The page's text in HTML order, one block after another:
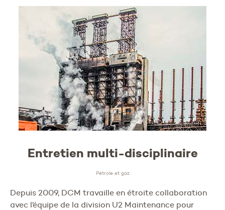
Entretien multi-disciplinaire
Pétrole et gaz
Depuis 2009, DCM travaille en étroite collaboration
avec l’équipe de la division U2 Maintenance pour